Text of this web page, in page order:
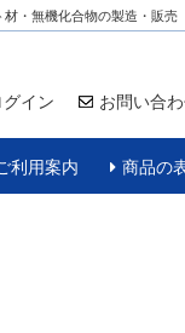
・無機化合物の製造・販売
グイン お問い合
利用案内 商品の